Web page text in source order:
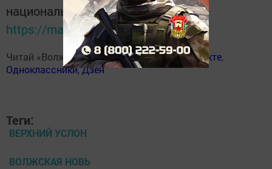
национальном мессенджере MАХ:
https://max.ru/tatmedia
Читай «Волжскую новь» вТелеграм,Вконтакте,
Одноклассники,Дзен
Теги:
ВЕРХНИЙ УСЛОН
ВОЛЖСКАЯ НОВЬ